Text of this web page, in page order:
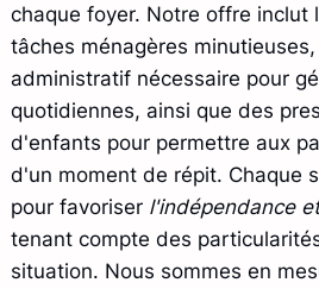
chaque foyer. Notre offre inclut
tâches ménagères
administratif nécessaire pour
quotidiennes, ainsi que des
d'enfants pour permettre aux
d'un moment de répit. Chaque
pour favoriser l'indépendance
tenant compte des
situation. Nous sommes en